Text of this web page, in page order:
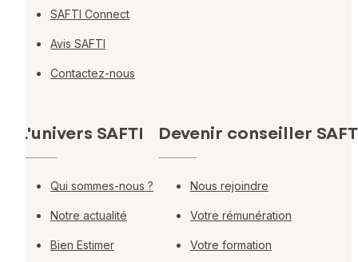
SAFTI Connect
Avis SAFTI
Contactez-nous
L'univers SAFTI
Qui sommes-nous ?
Notre actualité
Bien Estimer
Devenir conseiller
Nous rejoindre
Votre rémunération
Votre formation